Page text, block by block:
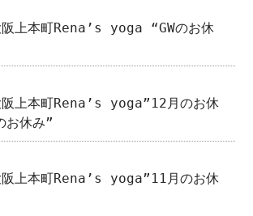
上本町Rena’s yoga “GWのお休
上本町Rena’s yoga”12月のお休
お休み”
上本町Rena’s yoga”11月のお休